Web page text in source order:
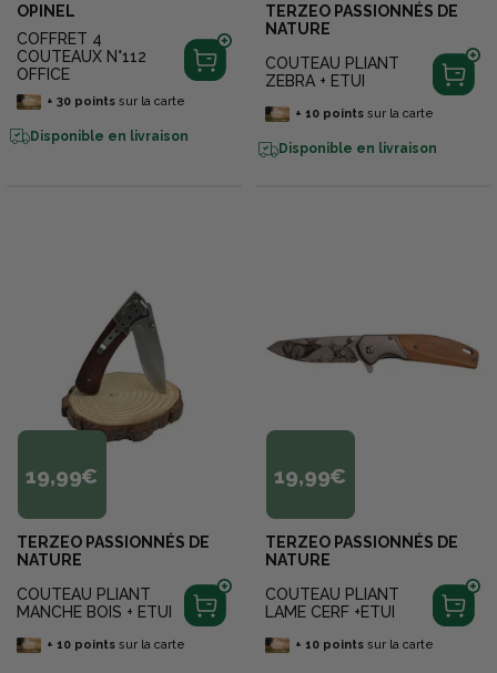
OPINEL
COFFRET 4
COUTEAUX N°112
OFFICE
+ 30pointssur la carte
Disponible en livraison
TERZEO PASSIONNÉS DE
NATURE
COUTEAU PLIANT
ZEBRA + ETUI
+ 10pointssur la carte
Disponible en livraison
19,99€
TERZEO PASSIONNÉS DE
NATURE
COUTEAU PLIANT
MANCHE BOIS + ETUI
+ 10pointssur la carte
19,99€
TERZEO PASSIONNÉS DE
NATURE
COUTEAU PLIANT
LAME CERF +ETUI
+ 10pointssur la carte